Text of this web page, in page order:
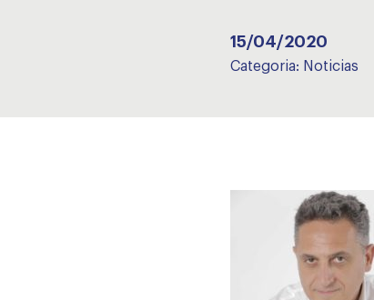
15/04/2020
Categoria: Noticias